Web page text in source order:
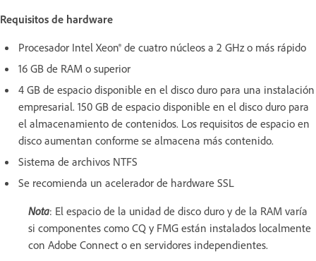
Requisitos de hardware
Procesador Intel Xeon® de cuatro núcleos a 2 GHz o más rápido
16 GB de RAM o superior
4 GB de espacio disponible en el disco duro para una instalación
empresarial. 150 GB de espacio disponible en el disco duro para
el almacenamiento de contenidos. Los requisitos de espacio en
disco aumentan conforme se almacena más contenido.
Sistema de archivos NTFS
Se recomienda un acelerador de hardware SSL
Nota: El espacio de la unidad de disco duro y de la RAM varía
si componentes como CQ y FMG están instalados localmente
con Adobe Connect o en servidores independientes.